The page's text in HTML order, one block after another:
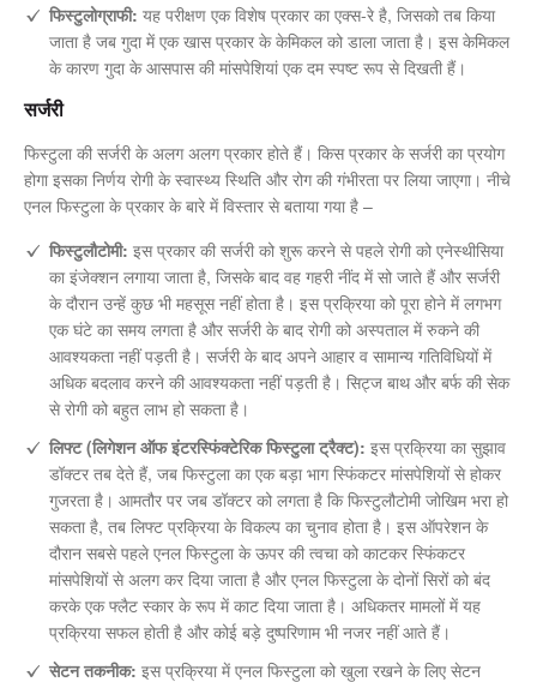
फिस्टुलोग्राफी: यह परीक्षण एक विशेष प्रकार का एक्स-रे है, जिसको तब किया
जाता है जब गुदा में एक खास प्रकार के केमिकल को डाला जाता है। इस केमिकल
के कारण गुदा के आसपास की मांसपेशियां एक दम स्पष्ट रूप से दिखती हैं।
सर्जरी
फिस्टुला की सर्जरी के अलग अलग प्रकार होते हैं। किस प्रकार के सर्जरी का प्रयोग
होगा इसका निर्णय रोगी के स्वास्थ्य स्थिति और रोग की गंभीरता पर लिया जाएगा। नीचे
एनल फिस्टुला के प्रकार के बारे में विस्तार से बताया गया है –
फिस्टुलौटोमी: इस प्रकार की सर्जरी को शुरू करने से पहले रोगी को एनेस्थीसिया
का इंजेक्शन लगाया जाता है, जिसके बाद वह गहरी नींद में सो जाते हैं और सर्जरी
के दौरान उन्हें कुछ भी महसूस नहीं होता है। इस प्रक्रिया को पूरा होने में लगभग
एक घंटे का समय लगता है और सर्जरी के बाद रोगी को अस्पताल में रुकने की
आवश्यकता नहीं पड़ती है। सर्जरी के बाद अपने आहार व सामान्य गतिविधियों में
अधिक बदलाव करने की आवश्यकता नहीं पड़ती है। सिट्ज बाथ और बर्फ की सेक
से रोगी को बहुत लाभ हो सकता है।
लिफ्ट (लिगेशन ऑफ इंटरस्फिंक्टेरिक फिस्टुला ट्रैक्ट): इस प्रक्रिया का सुझाव
डॉक्टर तब देते हैं, जब फिस्टुला का एक बड़ा भाग स्फिंकटर मांसपेशियों से होकर
गुजरता है। आमतौर पर जब डॉक्टर को लगता है कि फिस्टुलौटोमी जोखिम भरा हो
सकता है, तब लिफ्ट प्रक्रिया के विकल्प का चुनाव होता है। इस ऑपरेशन के
दौरान सबसे पहले एनल फिस्टुला के ऊपर की त्वचा को काटकर स्फिंकटर
मांसपेशियों से अलग कर दिया जाता है और एनल फिस्टुला के दोनों सिरों को बंद
करके एक फ्लैट स्कार के रूप में काट दिया जाता है। अधिकतर मामलों में यह
प्रक्रिया सफल होती है और कोई बड़े दुष्परिणाम भी नजर नहीं आते हैं।
सेटन तकनीक: इस प्रक्रिया में एनल फिस्टुला को खुला रखने के लिए सेटन